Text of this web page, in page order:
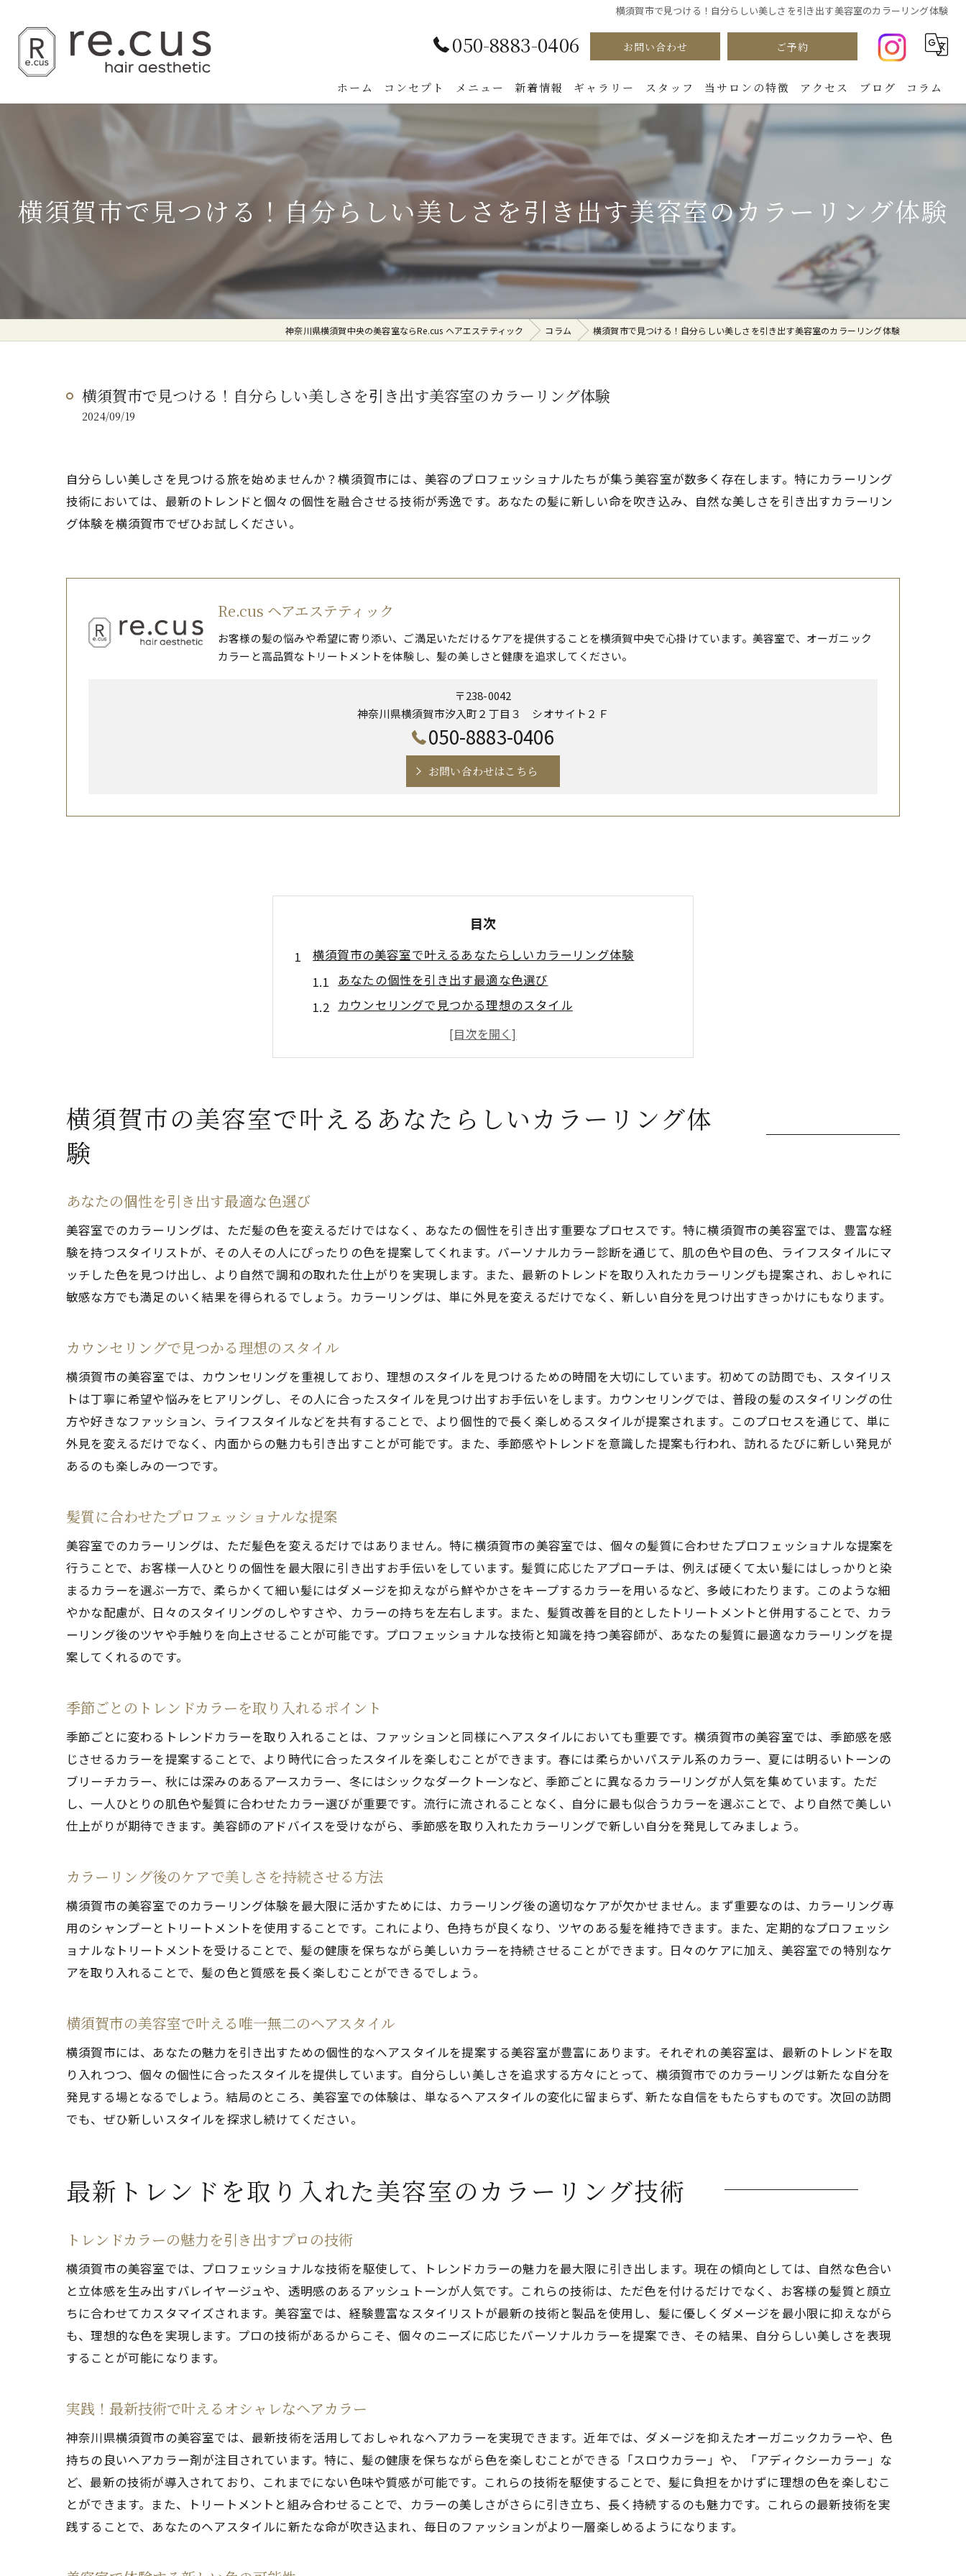
横須賀市で見つける！自分らしい美しさを引き出す美容室のカラーリング体験
050-8883-0406 お問い合わせ ご予約
ホーム コンセプト メニュー 新着情報 ギャラリー スタッフ 当サロンの特徴
カラー
パーマ
カット
ダメージケア
トリートメント
アクセス ブログ コラム
横須賀市で見つける！自分らしい美しさを引き出す美容室のカラーリング体験
神奈川県横須賀中央の美容室ならRe.cus ヘアエステティック コラム 横須賀市で見つける！自分らしい美しさを引き出す美容室のカラーリング体験
横須賀市で見つける！自分らしい美しさを引き出す美容室のカラーリング体験
2024/09/19
自分らしい美しさを見つける旅を始めませんか？横須賀市には、美容のプロフェッショナルたちが集う美容室が数多く存在します。特にカラーリング
技術においては、最新のトレンドと個々の個性を融合させる技術が秀逸です。あなたの髪に新しい命を吹き込み、自然な美しさを引き出すカラーリン
グ体験を横須賀市でぜひお試しください。
Re.cus ヘアエステティック
お客様の髪の悩みや希望に寄り添い、ご満足いただけるケアを提供することを横須賀中央で心掛けています。美容室で、オーガニック
カラーと高品質なトリートメントを体験し、髪の美しさと健康を追求してください。
〒238-0042
神奈川県横須賀市汐入町２丁目３ シオサイト２Ｆ
050-8883-0406
お問い合わせはこちら
目次
横須賀市の美容室で叶えるあなたらしいカラーリング体験
あなたの個性を引き出す最適な色選び
カウンセリングで見つかる理想のスタイル
髪質に合わせたプロフェッショナルな提案
季節ごとのトレンドカラーを取り入れるポイント
横須賀市の美容室で叶える唯一無二のヘアスタイル
最新トレンドを取り入れた美容室のカラーリング技術
トレンドを超えた自分だけのカラーリング
サロンでの最新技術を活かしたケア提案
横須賀市の美容室で見つける最先端のカラー選択
美容室選びで迷わない！横須賀市のおすすめカラーリング
カラーリングの技術力で選ぶ美容室
横須賀市で信頼できる美容室の特徴
プロの目線で選ぶカラーリングの専門店
美容室での色遊びで個性を表現
横須賀市のサロンで体験する変身の魔法
日常を輝かせるあなただけのヘアカラー
個性を活かすプロのアドバイスで新鮮な自分
美容室での自然派カラーの選び方
素材を生かした優しいカラーリング
自然な輝きを引き出すプロの技
横須賀市で体験するナチュラルビューティー
美容室でのオーガニックカラーリングの魅力
美容室のプロが教える髪に優しいカラーリングの秘密
最新のヘアケア技術で髪を守る
ダメージを抑えるカラーリングの方法
横須賀市の美容室で体験する髪に優しい施術
健康な髪を保つためのカラーリングの工夫
初めてのカラーリングも安心して挑戦
美容室で見つける新しいスタイル提案
横須賀市で体験するカラーの魅力
美容室でのカラーリングがあなたの魅力を最大限に引き出す理由
美容室のアドバイスで見つかる新しい魅力
トレンドと個性を融合させたカラーリング
カラーリングで心も華やぐ毎日
横須賀市の美容室で叶える魅力的な変化
自分らしさを引き出すヘアカラーの力
横須賀市の美容室で叶えるあなたらしいカラーリング体
験
あなたの個性を引き出す最適な色選び
美容室でのカラーリングは、ただ髪の色を変えるだけではなく、あなたの個性を引き出す重要なプロセスです。特に横須賀市の美容室では、豊富な経
験を持つスタイリストが、その人その人にぴったりの色を提案してくれます。パーソナルカラー診断を通じて、肌の色や目の色、ライフスタイルにマ
ッチした色を見つけ出し、より自然で調和の取れた仕上がりを実現します。また、最新のトレンドを取り入れたカラーリングも提案され、おしゃれに
敏感な方でも満足のいく結果を得られるでしょう。カラーリングは、単に外見を変えるだけでなく、新しい自分を見つけ出すきっかけにもなります。
カウンセリングで見つかる理想のスタイル
横須賀市の美容室では、カウンセリングを重視しており、理想のスタイルを見つけるための時間を大切にしています。初めての訪問でも、スタイリス
トは丁寧に希望や悩みをヒアリングし、その人に合ったスタイルを見つけ出すお手伝いをします。カウンセリングでは、普段の髪のスタイリングの仕
方や好きなファッション、ライフスタイルなどを共有することで、より個性的で長く楽しめるスタイルが提案されます。このプロセスを通じて、単に
外見を変えるだけでなく、内面からの魅力も引き出すことが可能です。また、季節感やトレンドを意識した提案も行われ、訪れるたびに新しい発見が
あるのも楽しみの一つです。
髪質に合わせたプロフェッショナルな提案
美容室でのカラーリングは、ただ髪色を変えるだけではありません。特に横須賀市の美容室では、個々の髪質に合わせたプロフェッショナルな提案を
行うことで、お客様一人ひとりの個性を最大限に引き出すお手伝いをしています。髪質に応じたアプローチは、例えば硬くて太い髪にはしっかりと染
まるカラーを選ぶ一方で、柔らかくて細い髪にはダメージを抑えながら鮮やかさをキープするカラーを用いるなど、多岐にわたります。このような細
やかな配慮が、日々のスタイリングのしやすさや、カラーの持ちを左右します。また、髪質改善を目的としたトリートメントと併用することで、カラ
ーリング後のツヤや手触りを向上させることが可能です。プロフェッショナルな技術と知識を持つ美容師が、あなたの髪質に最適なカラーリングを提
案してくれるのです。
季節ごとのトレンドカラーを取り入れるポイント
季節ごとに変わるトレンドカラーを取り入れることは、ファッションと同様にヘアスタイルにおいても重要です。横須賀市の美容室では、季節感を感
じさせるカラーを提案することで、より時代に合ったスタイルを楽しむことができます。春には柔らかいパステル系のカラー、夏には明るいトーンの
ブリーチカラー、秋には深みのあるアースカラー、冬にはシックなダークトーンなど、季節ごとに異なるカラーリングが人気を集めています。ただ
し、一人ひとりの肌色や髪質に合わせたカラー選びが重要です。流行に流されることなく、自分に最も似合うカラーを選ぶことで、より自然で美しい
仕上がりが期待できます。美容師のアドバイスを受けながら、季節感を取り入れたカラーリングで新しい自分を発見してみましょう。
カラーリング後のケアで美しさを持続させる方法
横須賀市の美容室でのカラーリング体験を最大限に活かすためには、カラーリング後の適切なケアが欠かせません。まず重要なのは、カラーリング専
用のシャンプーとトリートメントを使用することです。これにより、色持ちが良くなり、ツヤのある髪を維持できます。また、定期的なプロフェッシ
ョナルなトリートメントを受けることで、髪の健康を保ちながら美しいカラーを持続させることができます。日々のケアに加え、美容室での特別なケ
アを取り入れることで、髪の色と質感を長く楽しむことができるでしょう。
横須賀市の美容室で叶える唯一無二のヘアスタイル
横須賀市には、あなたの魅力を引き出すための個性的なヘアスタイルを提案する美容室が豊富にあります。それぞれの美容室は、最新のトレンドを取
り入れつつ、個々の個性に合ったスタイルを提供しています。自分らしい美しさを追求する方々にとって、横須賀市でのカラーリングは新たな自分を
発見する場となるでしょう。結局のところ、美容室での体験は、単なるヘアスタイルの変化に留まらず、新たな自信をもたらすものです。次回の訪問
でも、ぜひ新しいスタイルを探求し続けてください。
最新トレンドを取り入れた美容室のカラーリング技術
トレンドカラーの魅力を引き出すプロの技術
横須賀市の美容室では、プロフェッショナルな技術を駆使して、トレンドカラーの魅力を最大限に引き出します。現在の傾向としては、自然な色合い
と立体感を生み出すバレイヤージュや、透明感のあるアッシュトーンが人気です。これらの技術は、ただ色を付けるだけでなく、お客様の髪質と顔立
ちに合わせてカスタマイズされます。美容室では、経験豊富なスタイリストが最新の技術と製品を使用し、髪に優しくダメージを最小限に抑えながら
も、理想的な色を実現します。プロの技術があるからこそ、個々のニーズに応じたパーソナルカラーを提案でき、その結果、自分らしい美しさを表現
することが可能になります。
実践！最新技術で叶えるオシャレなヘアカラー
神奈川県横須賀市の美容室では、最新技術を活用しておしゃれなヘアカラーを実現できます。近年では、ダメージを抑えたオーガニックカラーや、色
持ちの良いヘアカラー剤が注目されています。特に、髪の健康を保ちながら色を楽しむことができる「スロウカラー」や、「アディクシーカラー」な
ど、最新の技術が導入されており、これまでにない色味や質感が可能です。これらの技術を駆使することで、髪に負担をかけずに理想の色を楽しむこ
とができます。また、トリートメントと組み合わせることで、カラーの美しさがさらに引き立ち、長く持続するのも魅力です。これらの最新技術を実
践することで、あなたのヘアスタイルに新たな命が吹き込まれ、毎日のファッションがより一層楽しめるようになります。